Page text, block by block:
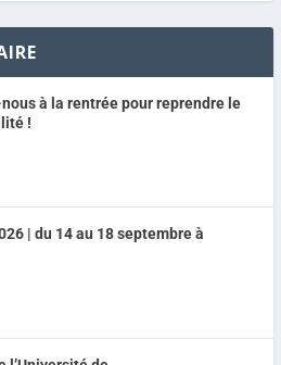
à la rentrée pour reprendre le
!
| du 14 au 18 septembre à